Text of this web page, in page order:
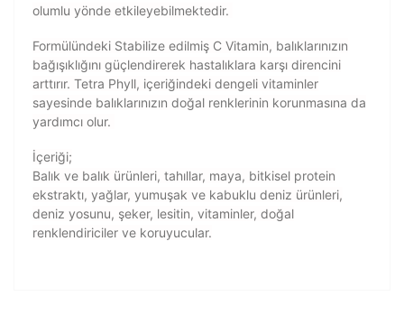
olumlu yönde etkileyebilmektedir.
Formülündeki Stabilize edilmiş C Vitamin, balıklarınızın
bağışıklığını güçlendirerek hastalıklara karşı direncini
arttırır. Tetra Phyll, içeriğindeki dengeli vitaminler
sayesinde balıklarınızın doğal renklerinin korunmasına da
yardımcı olur.
İçeriği;
Balık ve balık ürünleri, tahıllar, maya, bitkisel protein
ekstraktı, yağlar, yumuşak ve kabuklu deniz ürünleri,
deniz yosunu, şeker, lesitin, vitaminler, doğal
renklendiriciler ve koruyucular.